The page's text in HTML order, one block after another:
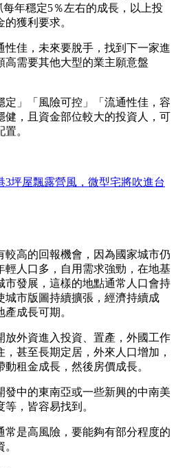
年穩定5％左右的成長，以上投
獲利要求。
性佳，未來要脫手，找到下一家進
高需要其他大型的業主願意盤
定」「風險可控」「流通性佳，容
健，且資金部位較大的投資人，可
。
3坪屋飄露營風，微型宅將吹進台
較高的回報機會，因為國家城市仍
輕人口多，自用需求強勁，在地基
市發展，這樣的地點通常人口會持
城市版圖持續擴張，經濟持續成
成長可期。
放外資進入投資、置產，外國工作
甚至長期定居，外來人口增加，
租金成長，然後房價成長。
發中的東南亞或一些新興的中南美
，皆容易找到。
常是高風險，要能夠有部分程度的